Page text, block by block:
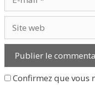
mail
web
Confirmez que vous